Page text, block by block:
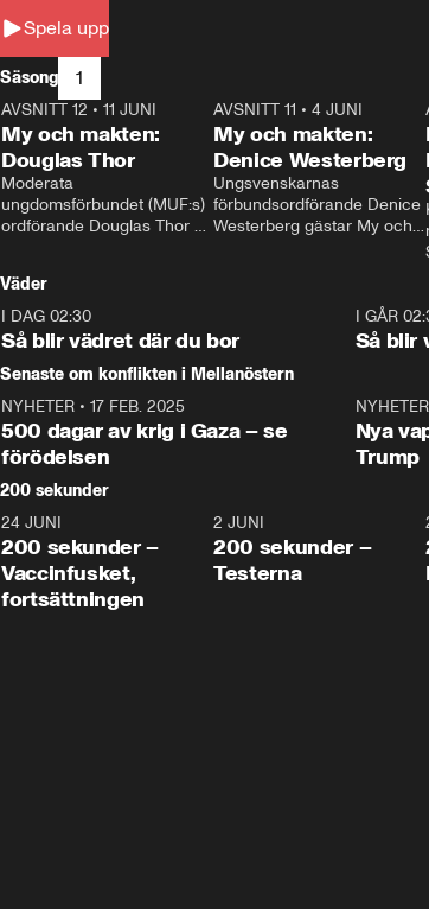
Spela upp
Säsong 1
26:27
AVSNITT 12 • 11 JUNI
My och makten:
Douglas Thor
Moderata
ungdomsförbundet (MUF:s)
ordförande Douglas Thor
tonårsutvisningarna och hur
Moderaterna ska locka
väljare till valet i höst.
23:40
AVSNITT 11 •4 JUNI
My och makten:
Denice Westerberg
Ungsvenskarnas
förbundsordförande Denice
Westerberg gästar My och
Väder
I DAG 02:30
Så blir vädret där du bor
I GÅR
Så blir
Senaste om konflikten i Mellanöstern
NYHETER • 17 FEB. 2025
500 dagar av krig i Gaza – se
förödelsen
NYHETER
Nya
Trump
200 sekunder
5:00
24 JUNI
200 sekunder –
Vaccinfusket,
fortsättningen
4:23
2 JUNI
200 sekunder –
Testerna